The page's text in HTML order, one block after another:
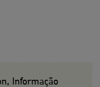
Informação